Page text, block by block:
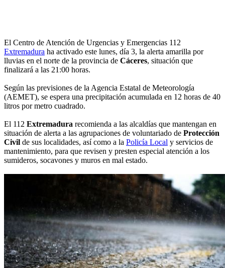
El Centro de Atención de Urgencias y Emergencias 112
Extremadura ha activado este lunes, día 3, la alerta amarilla por
lluvias en el norte de la provincia de Cáceres, situación que
finalizará a las 21:00 horas.
Según las previsiones de la Agencia Estatal de Meteorología
(AEMET), se espera una precipitación acumulada en 12 horas de 40
litros por metro cuadrado.
El 112 Extremadura recomienda a las alcaldías que mantengan en
situación de alerta a las agrupaciones de voluntariado de Protección
Civil de sus localidades, así como a la Policía Local y servicios de
mantenimiento, para que revisen y presten especial atención a los
sumideros, socavones y muros en mal estado.